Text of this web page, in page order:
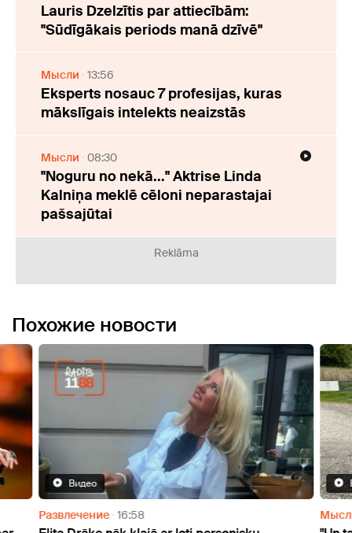
Lauris Dzelzītis par attiecībām:
"Sūdīgākais periods manā dzīvē"
Мысли 13:56
Eksperts nosauc 7 profesijas, kuras
mākslīgais intelekts neaizstās
Мысли 08:30
"Noguru no nekā..." Aktrise Linda
Kalniņa meklē cēloni neparastajai
pašsajūtai
Reklāma
Похожие новости
Видео
Мысли 08:20